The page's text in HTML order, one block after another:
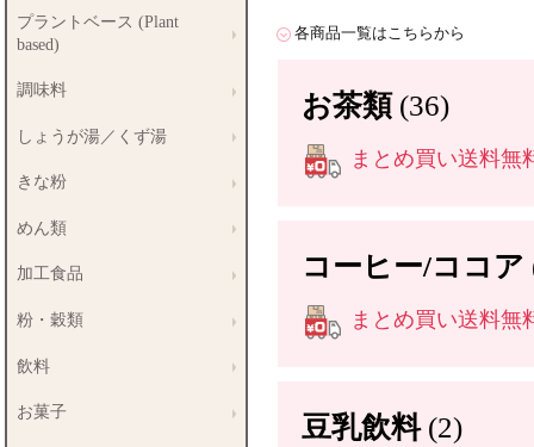
各商品一覧はこちらから
お茶類 (36)
まとめ買い送料無
コーヒー/ココア
まとめ買い送料無
豆乳飲料 (2)
プラントベース (Plant
based)
調味料
しょうが湯／くず湯
きな粉
めん類
加工食品
粉・穀類
飲料
お菓子